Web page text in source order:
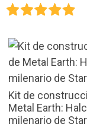
Kit de
Metal Earth:
milenario de